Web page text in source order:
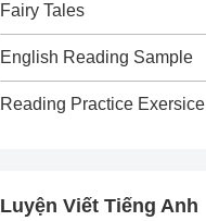
Fairy Tales
English Reading Sample
Reading Practice Exersice
Luyện Viết Tiếng Anh